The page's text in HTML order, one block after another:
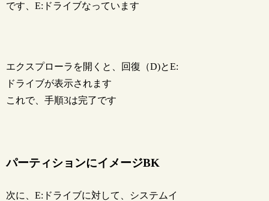
です、E:ドライブなっています
エクスプローラを開くと、回復（D)とE:
ドライブが表示されます
これで、手順3は完了です
パーティションにイメージBK
次に、E:ドライブに対して、システムイ